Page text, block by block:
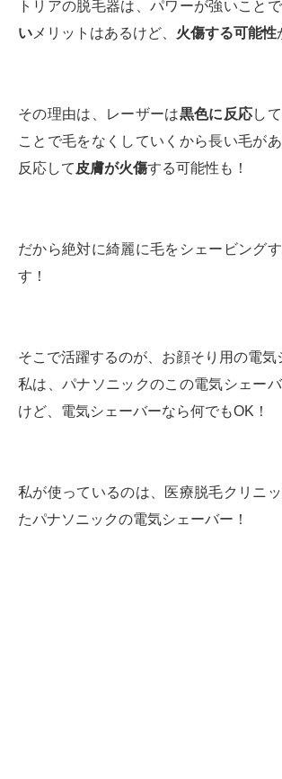
トリアの脱毛器は、パワーが強いこと
い メリットはあるけど、 火傷する可能性
その理由は、レーザーは黒色に反応し
ことで毛をなくしていくから長い毛が
反応して 皮膚が火傷する可能性も！
だから絶対に綺麗に毛をシェービング
す！
そこで活躍するのが、お顔そり用の電気
私は、パナソニックのこの電気シェー
けど、電気シェーバーなら何でもOK！
私が使っているのは、医療脱毛クリニ
たパナソニックの電気シェーバー！